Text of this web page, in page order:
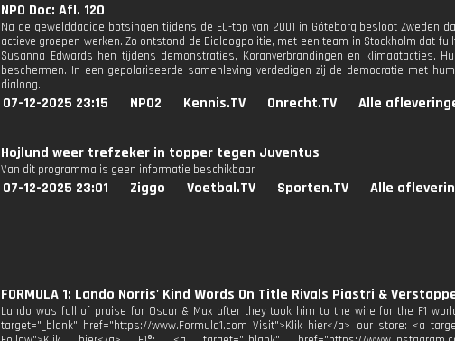
NPO Doc: Afl. 120
Na de gewelddadige botsingen tijdens de EU-top van 2001 in Göteborg besloot Zweden
actieve groepen werken. Zo ontstond de Dialoogpolitie, met een team in Stockholm dat
Susanna Edwards hen tijdens demonstraties, Koranverbrandingen en klimaatacties.
beschermen. In een gepolariseerde samenleving verdedigen zij de democratie met
dialoog.
07-12-2025 23:15 NPO2 Kennis.TV Onrecht.TV Alle
Hojlund weer trefzeker in topper tegen Juventus
Van dit programma is geen informatie beschikbaar
07-12-2025 23:01 Ziggo Voetbal.TV Sporten.TV Alle
FORMULA 1: Lando Norris' Kind Words On Title Rivals Piastri &
Lando was full of praise for Oscar & Max after they took him to the wire for the F1
target="_blank" href="https://www.Formula1.com Visit">Klik hier</a> our store: <a